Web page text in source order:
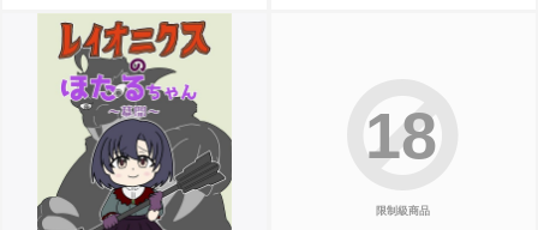
限制級商品
18